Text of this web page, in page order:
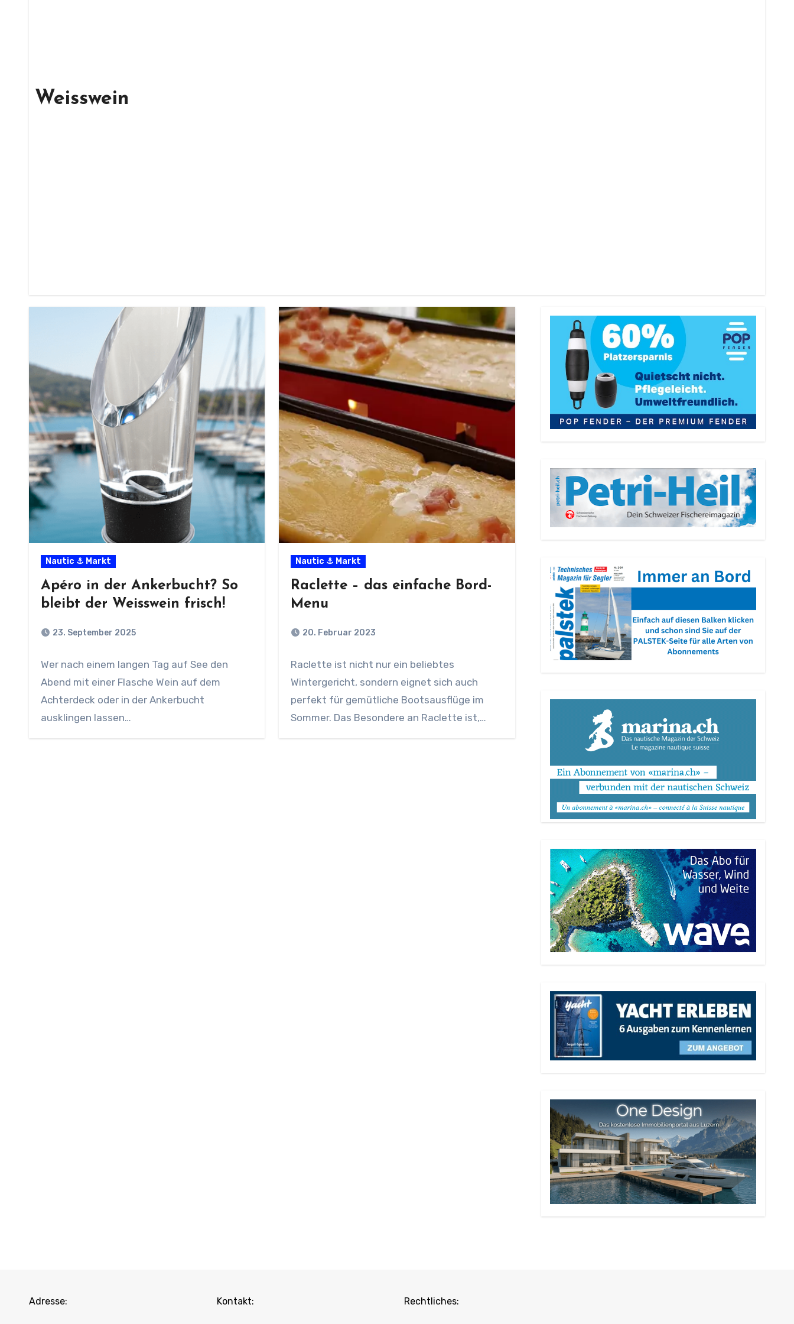
Weisswein
Nautic ⚓ Markt
Apéro in der Ankerbucht? So
bleibt der Weisswein frisch!
23. September 2025
Wer nach einem langen Tag auf See den
Abend mit einer Flasche Wein auf dem
Achterdeck oder in der Ankerbucht
ausklingen lassen…
Nautic ⚓ Markt
Raclette – das einfache Bord-
Menu
20. Februar 2023
Raclette ist nicht nur ein beliebtes
Wintergericht, sondern eignet sich auch
perfekt für gemütliche Bootsausflüge im
Sommer. Das Besondere an Raclette ist,…
Adresse: Kontakt: Rechtliches: